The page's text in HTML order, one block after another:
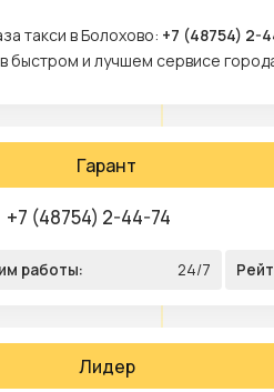
такси в Болохово: +7 (48754) 2-
быстром и лучшем сервисе
Гарант
+7 (48754) 2-44-74
работы: 24/7
Лидер